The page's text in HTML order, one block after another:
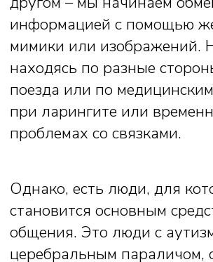
АДК – это:
коммуникативные доски и доски
коммуникативные книги и экраны,
клавиатуры и алфавитные таблицы,